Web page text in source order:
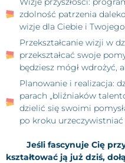
zdolność patrzenia
wizje dla Ciebie i Twojego
Przekształcanie wizji w
przekształcać swoje
będziesz mógł wdrożyć,
Planowanie i realizacja:
parach „bliźniaków
dzielić się swoimi
po kroku urzeczywistniać
Jeśli fascynuje Cię
kształtować ją już dziś,